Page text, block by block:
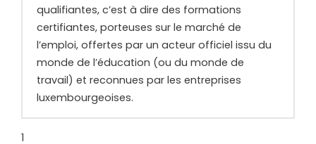
qualifiantes, c’est à dire des formations
certifiantes, porteuses sur le marché de
l’emploi, offertes par un acteur officiel issu du
monde de l’éducation (ou du monde de
travail) et reconnues par les entreprises
luxembourgeoises.
1